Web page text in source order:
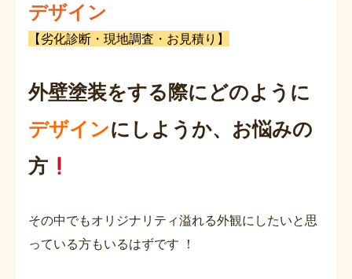
デザイン
【劣化診断・現地調査・お見積り】
外壁塗装をする際にどのように
デザインにしようか、お悩みの
方
その中でもオリジナリティ溢れる外観にしたいと思
っている方もいるはずです ！